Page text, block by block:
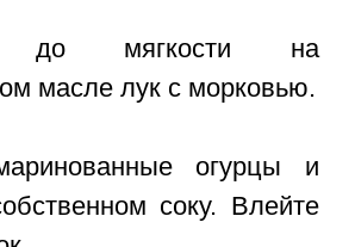
до мягкости на
масле лук с морковью.
огурцы и
соку. Влейте